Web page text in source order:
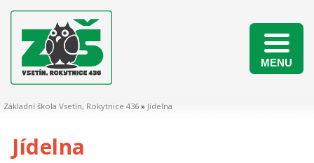
MENU
Základní škola Vsetín, Rokytnice 436 » Jídelna
Jídelna